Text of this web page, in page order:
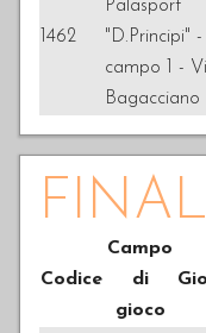
1462
Palasport
"D.Principi" -
campo 1 -
Bagacciano
Codice
Campo
di
gioco